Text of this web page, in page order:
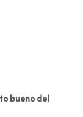
bueno del